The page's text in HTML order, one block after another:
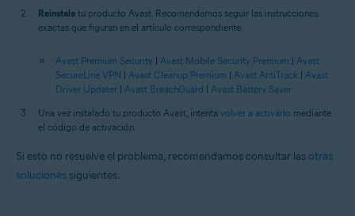
Reinstala tu producto Avast. Recomendamos seguir las instrucciones
exactas que figuran en el artículo correspondiente:
Avast Premium Security | Avast Mobile Security Premium | Avast
SecureLine VPN | Avast Cleanup Premium | Avast AntiTrack | Avast
Driver Updater | Avast BreachGuard | Avast Battery Saver
Una vez instalado tu producto Avast, intenta volver a activarlo mediante
el código de activación.
Si esto no resuelve el problema, recomendamos consultar las otras
soluciones siguientes.